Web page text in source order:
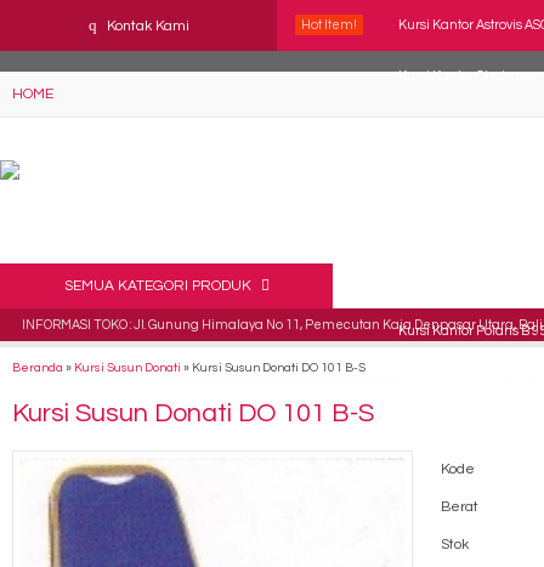
q Kontak Kami Hot Item! Kursi Kantor Astrovis
Kursi Kantor Chairman
Kursi Kantor Polaris B
HOME
SEMUA KATEGORI PRODUK
INFORMASI TOKO : Jl. Gunung Himalaya No 11, Pemecutan Kaja Denpasar Utara, Bali
Beranda » Kursi Susun Donati » Kursi Susun Donati DO 101 B-S
Kursi Susun Donati DO 101 B-S
Kode
Berat
Stok